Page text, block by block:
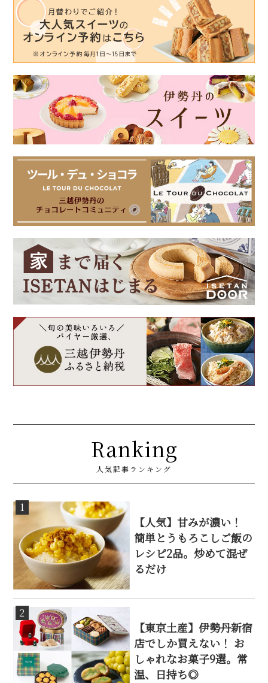
Ranking
人気記事ランキング
1
【人気】甘みが濃い！
簡単とうもろこしご飯の
レシピ2品。炒めて混ぜ
るだけ
2
【東京土産】伊勢丹新宿
店でしか買えない！ お
しゃれなお菓子9選。常
温、日持ち◎